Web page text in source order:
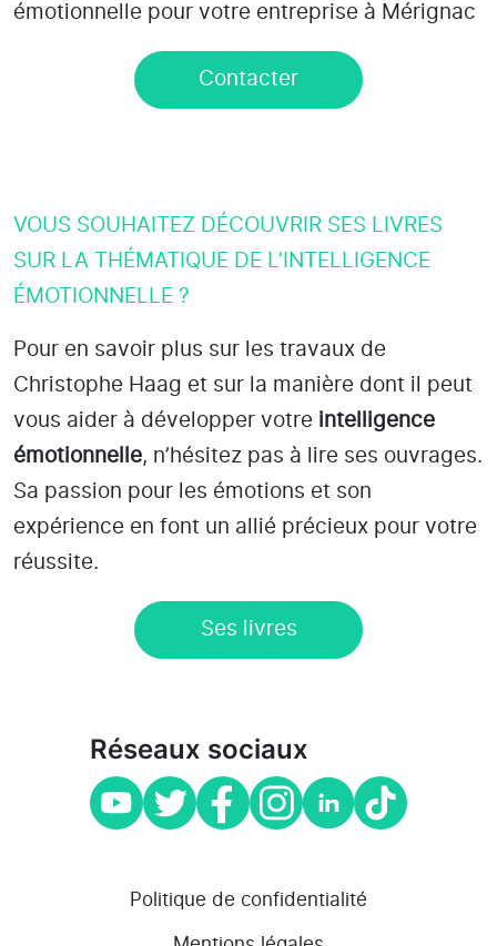
émotionnelle pour votre entreprise à Mérignac
Contacter
VOUS SOUHAITEZ DÉCOUVRIR SES LIVRES
SUR LA THÉMATIQUE DE L’INTELLIGENCE
ÉMOTIONNELLE ?
Pour en savoir plus sur les travaux de
Christophe Haag et sur la manière dont il peut
vous aider à développer votre intelligence
émotionnelle, n’hésitez pas à lire ses ouvrages.
Sa passion pour les émotions et son
expérience en font un allié précieux pour votre
réussite.
Ses livres
Réseaux sociaux
Politique de confidentialité